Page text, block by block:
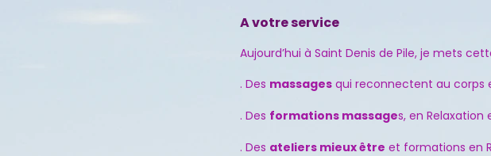
A votre service
Aujourd’hui à Saint Denis de Pile, je mets
. Des massages qui reconnectent au corps
. Des formations massages, en
. Des ateliers mieux être et formations en